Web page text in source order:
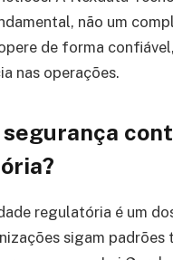
não um
de forma
nas operações.
segurança
regulatória é um
sigam